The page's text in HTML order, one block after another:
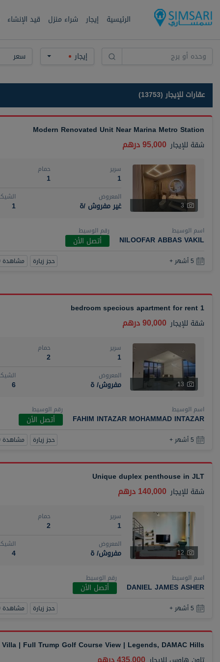
الرئيسية إيجار شراء منزل قيد الإنشاء
إيجار سعر
عقارات للإيجار (13753)
Modern Renovated Unit Near Marina Metro Station
شقة للإيجار 95,000 درهم
3
سرير
1
حمام
1
المعروض
غير مفروش /ة 1
اسم الوسيط
NILOOFAR ABBAS VAKIL
رقم الوسيط
أتصل الأن
5 أشهر + حجز زيارة مشاهدة 360
1 bedroom specious apartment for rent
شقة للإيجار 90,000 درهم
13
سرير
1
حمام
2
المعروض
مفروش/ ة 6
اسم الوسيط
FAHIM INTAZAR MOHAMMAD INTAZAR
رقم الوسيط
أتصل الأن
5 أشهر + حجز زيارة مشاهدة 360
Unique duplex penthouse in JLT
شقة للإيجار 140,000 درهم
12
سرير
1
حمام
2
المعروض
مفروش/ ة 4
اسم الوسيط
DANIEL JAMES ASHER
رقم الوسيط
أتصل الأن
5 أشهر + حجز زيارة مشاهدة 360
| Full Trump Golf Course View | Legends, DAMAC Hills